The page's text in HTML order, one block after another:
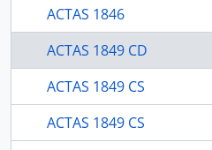
ACTAS 1846
ACTAS 1849 CD
ACTAS 1849 CS
ACTAS 1849 CS